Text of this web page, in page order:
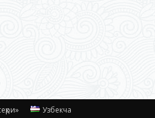
Узбекча